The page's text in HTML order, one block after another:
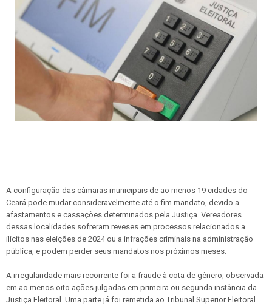
A configuração das câmaras municipais de ao menos 19 cidades do
Ceará pode mudar consideravelmente até o fim mandato, devido a
afastamentos e cassações determinados pela Justiça. Vereadores
dessas localidades sofreram reveses em processos relacionados a
ilícitos nas eleições de 2024 ou a infrações criminais na administração
pública, e podem perder seus mandatos nos próximos meses.
A irregularidade mais recorrente foi a fraude à cota de gênero, observada
em ao menos oito ações julgadas em primeira ou segunda instância da
Justiça Eleitoral. Uma parte já foi remetida ao Tribunal Superior Eleitoral